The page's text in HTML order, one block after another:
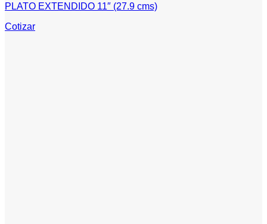
PLATO EXTENDIDO 11″ (27.9 cms)
Cotizar